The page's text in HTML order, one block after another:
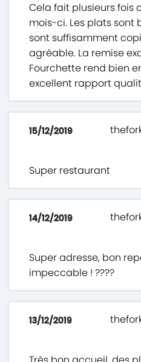
Cela fait plusieurs fois
mois-ci. Les plats sont
sont suffisamment
agréable. La remise
Fourchette rend bien
excellent rapport
15/12/2019
Super restaurant
14/12/2019
Super adresse, bon
impeccable ! ????
13/12/2019